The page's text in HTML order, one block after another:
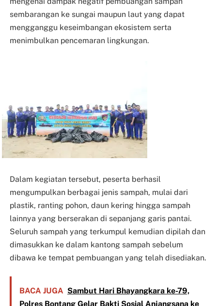
sembarangan ke sungai maupun laut yang dapat
mengganggu keseimbangan ekosistem serta
menimbulkan pencemaran lingkungan.
Dalam kegiatan tersebut, peserta berhasil
mengumpulkan berbagai jenis sampah, mulai dari
plastik, ranting pohon, daun kering hingga sampah
lainnya yang berserakan di sepanjang garis pantai.
Seluruh sampah yang terkumpul kemudian dipilah dan
dimasukkan ke dalam kantong sampah sebelum
dibawa ke tempat pembuangan yang telah disediakan.
BACA JUGA Sambut Hari Bhayangkara ke-79,
Polres Bontang Gelar Bakti Sosial Anjangsana ke